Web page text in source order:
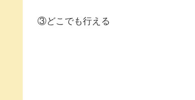
③どこでも行える